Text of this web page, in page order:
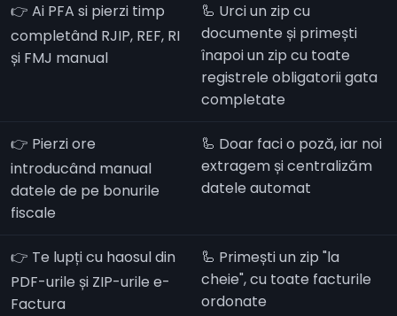
👉 Ai PFA si pierzi timp
completând RJIP, REF, RI
și FMJ manual
🦾 Urci un zip cu
documente și primești
înapoi un zip cu toate
registrele obligatorii gata
completate
👉 Pierzi ore
introducând manual
datele de pe bonurile
fiscale
🦾 Doar faci o poză, iar noi
extragem și centralizăm
datele automat
👉 Te lupți cu haosul din
PDF-urile și ZIP-urile e-
Factura
🦾 Primești un zip "la
cheie", cu toate facturile
ordonate